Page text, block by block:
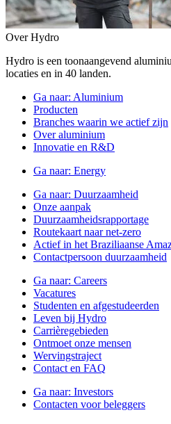
Over Hydro
Hydro is een toonaangevend
locaties en in 40 landen.
Ga naar: Aluminium
Producten
Branches waarin we actief zijn
Over aluminium
Innovatie en R&D
Ga naar: Energy
Ga naar: Duurzaamheid
Onze aanpak
Duurzaamheidsrapportage
Routekaart naar net-zero
Actief in het Braziliaanse
Contactpersoon duurzaamheid
Ga naar: Careers
Vacatures
Studenten en afgestudeerden
Leven bij Hydro
Carrièregebieden
Ontmoet onze mensen
Wervingstraject
Contact en FAQ
Ga naar: Investors
Contacten voor beleggers